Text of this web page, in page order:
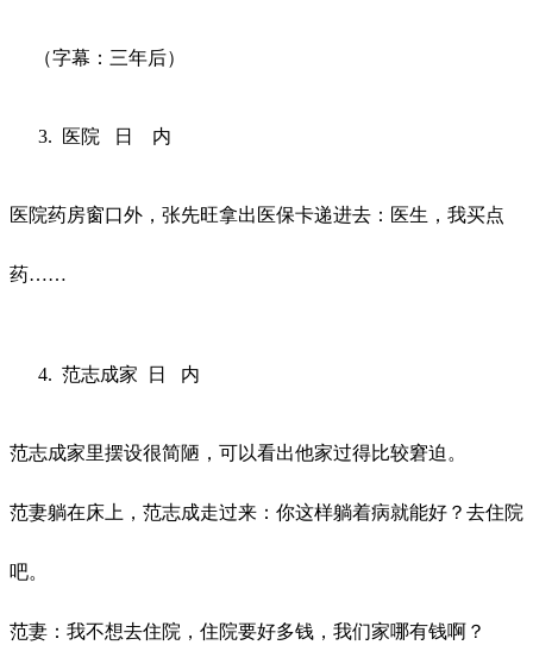
（字幕：三年后）
医院 日 内
医院药房窗口外，张先旺拿出医保卡递进去：医生，我买点
药……
范志成家 日 内
范志成家里摆设很简陋，可以看出他家过得比较窘迫。
范妻躺在床上，范志成走过来：你这样躺着病就能好？去住院
吧。
范妻：我不想去住院，住院要好多钱，我们家哪有钱啊？